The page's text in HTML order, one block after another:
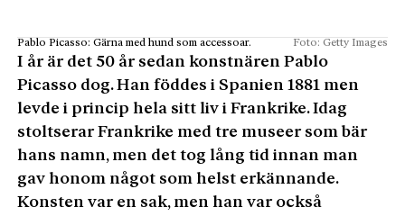
Pablo Picasso: Gärna med hund som accessoar. Foto: Getty Images
I år är det 50 år sedan konstnären Pablo
Picasso dog. Han föddes i Spanien 1881 men
levde i princip hela sitt liv i Frankrike. Idag
stoltserar Frankrike med tre museer som bär
hans namn, men det tog lång tid innan man
gav honom något som helst erkännande.
Konsten var en sak, men han var också